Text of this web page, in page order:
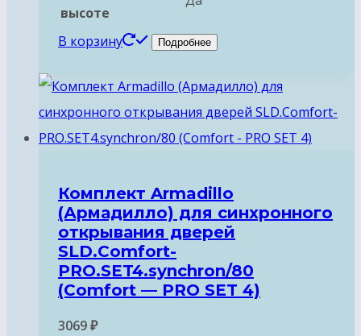
высоте
В корзину Подробнее
Комплект Armadillo
(Армадилло) для синхронного
открывания дверей
SLD.Comfort-
PRO.SET4.synchron/80
(Comfort — PRO SET 4)
3069₽